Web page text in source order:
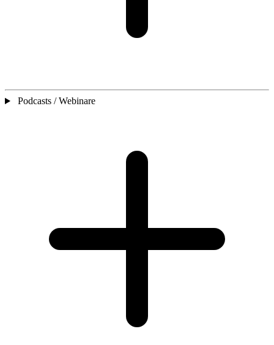
Podcasts / Webinare